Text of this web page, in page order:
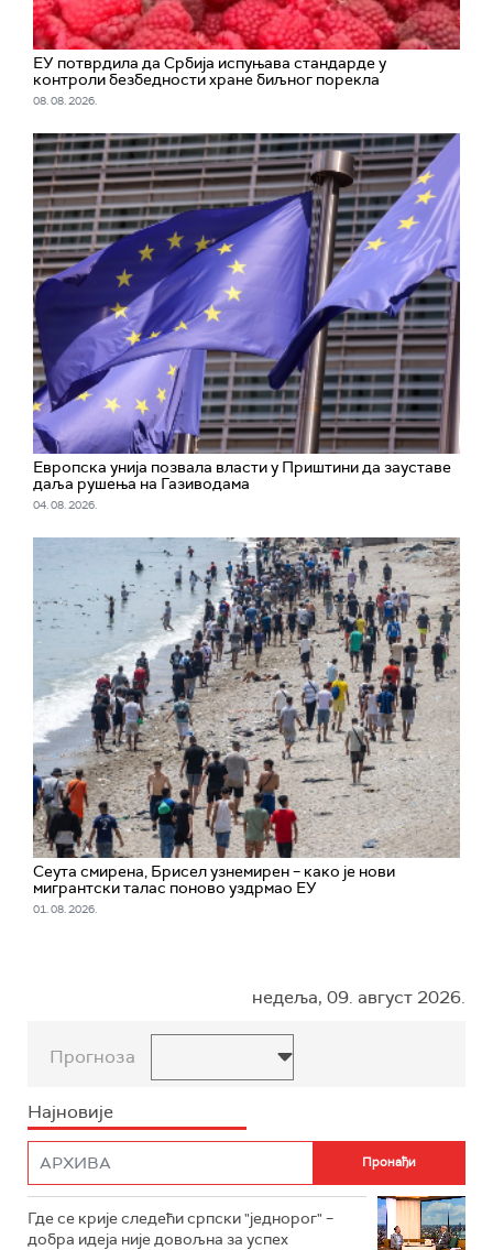
ЕУ потврдила да Србија испуњава стандарде у
контроли безбедности хране биљног порекла
08. 08. 2026.
Европска унија позвала власти у Приштини да зауставе
даља рушења на Газиводама
04. 08. 2026.
Сеута смирена, Брисел узнемирен – како је нови
мигрантски талас поново уздрмао ЕУ
01. 08. 2026.
недеља, 09. август 2026.
Прогноза
Најновије
Где се крије следећи српски "једнорог" –
добра идеја није довољна за успех